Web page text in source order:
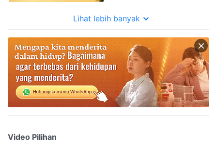
Lihat lebih banyak
Video Pilihan